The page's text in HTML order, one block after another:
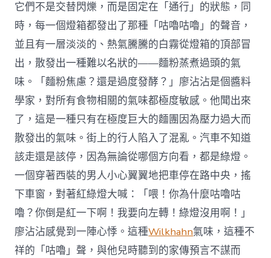
它們不是交替閃爍，而是固定在「通行」的狀態，同
時，每一個燈箱都發出了那種「咕嚕咕嚕」的聲音，
並且有一層淡淡的、熱氣騰騰的白霧從燈箱的頂部冒
出，散發出一種難以名狀的——麵粉蒸煮過頭的氣
味。「麵粉焦慮？還是過度發酵？」廖沾沾是個醬料
學家，對所有食物相關的氣味都極度敏感。他聞出來
了，這是一種只有在極度巨大的麵團因為壓力過大而
散發出的氣味。街上的行人陷入了混亂。汽車不知道
該走還是該停，因為無論從哪個方向看，都是綠燈。
一個穿著西裝的男人小心翼翼地把車停在路中央，搖
下車窗，對著紅綠燈大喊：「喂！你為什麼咕嚕咕
嚕？你倒是紅一下啊！我要向左轉！綠燈沒用啊！」
廖沾沾感覺到一陣心悸。這種Wilkhahn氣味，這種不
祥的「咕嚕」聲，與他兒時聽到的家傳預言不謀而